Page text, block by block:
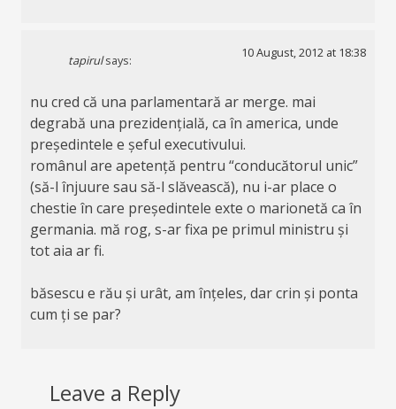
tapirul says:
10 August, 2012 at 18:38
nu cred că una parlamentară ar merge. mai
degrabă una prezidențială, ca în america, unde
președintele e șeful executivului.
românul are apetență pentru “conducătorul unic”
(să-l înjuure sau să-l slăvească), nu i-ar place o
chestie în care președintele exte o marionetă ca în
germania. mă rog, s-ar fixa pe primul ministru și
tot aia ar fi.
băsescu e rău și urât, am înțeles, dar crin și ponta
cum ți se par?
Leave a Reply